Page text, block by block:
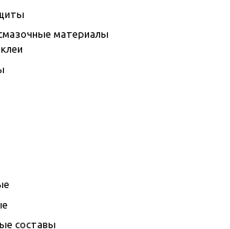
материалы
составы